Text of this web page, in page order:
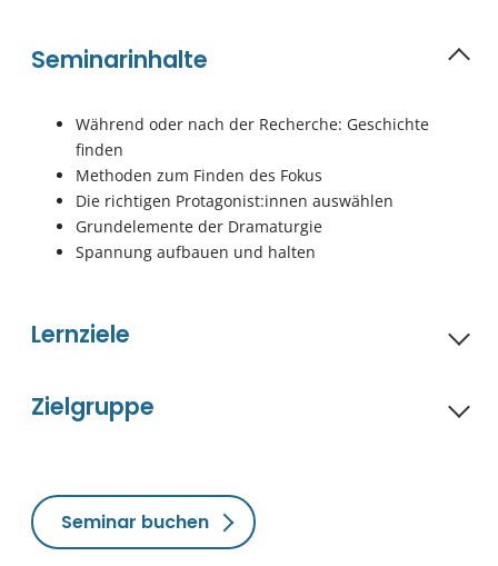
Seminarinhalte
Während oder nach der Recherche: Geschichte
finden
Methoden zum Finden des Fokus
Die richtigen Protagonist:innen auswählen
Grundelemente der Dramaturgie
Spannung aufbauen und halten
Lernziele
Zielgruppe
Seminar buchen